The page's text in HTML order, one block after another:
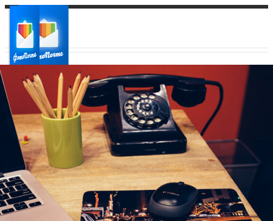
Ваш город:
Ваш регион доставки
Выберите из списка: